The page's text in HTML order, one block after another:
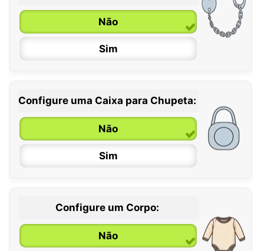
6 / 36 meses
Não
Sim
Configure uma Caixa para Chupeta:
Não
Sim
Configure um Corpo:
Não